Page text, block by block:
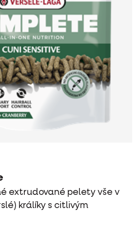
extrudované pelety vše v
králíky s citlivým